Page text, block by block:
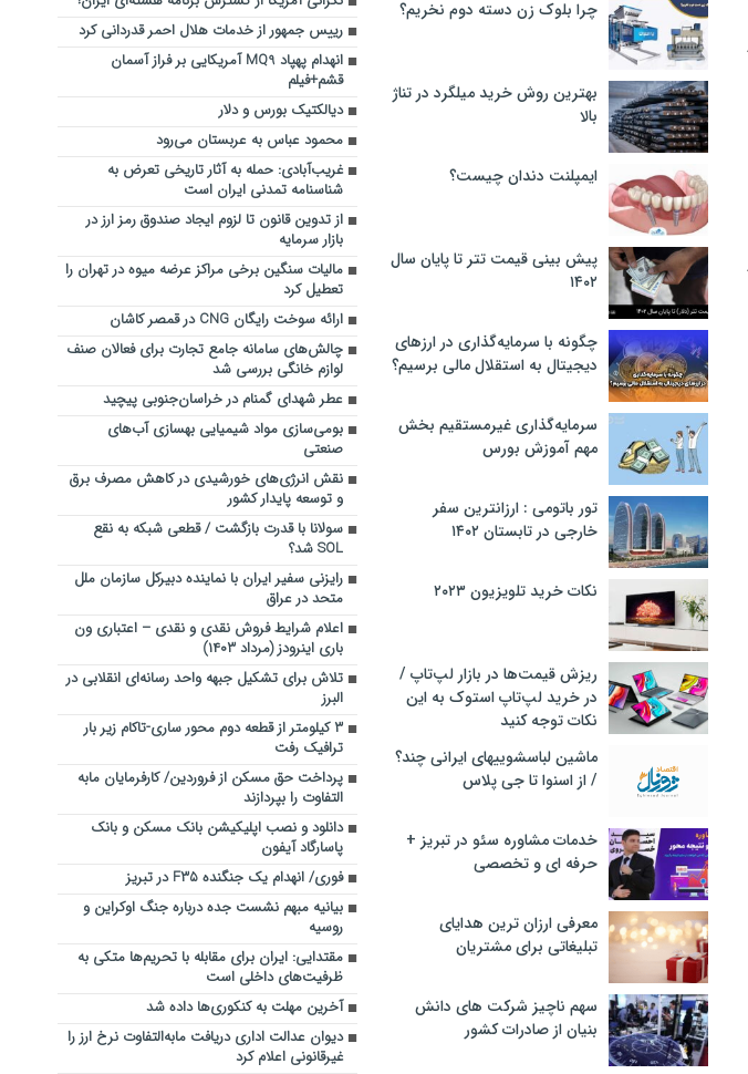
چرا بلوک زن دسته دوم نخریم؟
بهترین روش خرید میلگرد در تناژ
بالا
ایمپلنت دندان چیست؟
پیش بینی قیمت تتر تا پایان سال
۱۴۰۲
چگونه با سرمایه‌گذاری در ارزهای
دیجیتال به استقلال مالی برسیم؟
سرمایه‌گذاری غیرمستقیم بخش
مهم آموزش بورس
تور باتومی : ارزانترین سفر
خارجی در تابستان ۱۴۰۲
نکات خرید تلویزیون ۲۰۲۳
ریزش قیمت‌ها در بازار لپ‌تاپ /
در خرید لپ‌تاپ استوک به این
نکات توجه کنید
ماشین لباسشویی‎های ایرانی چند؟
/ از اسنوا تا جی پلاس
خدمات مشاوره سئو در تبریز +
حرفه ای و تخصصی
معرفی ارزان ترین هدایای
تبلیغاتی برای مشتریان
سهم ناچیز شرکت های دانش
بنیان از صادرات کشور
رییس جمهور از خدمات هلال احمر قدردانی کرد
انهدام پهپاد MQ9 آمریکایی بر فراز آسمان
قشم+فیلم
دیالکتیک بورس و دلار
محمود عباس به عربستان می‌رود
غریب‌آبادی: حمله به آثار تاریخی تعرض به
شناسنامه تمدنی ایران است
از تدوین قانون تا لزوم ایجاد صندوق رمز ارز در
بازار سرمایه
مالیات سنگین برخی مراکز عرضه میوه در تهران را
تعطیل کرد
ارائه سوخت رایگان CNG در قمصر کاشان
چالش‌های سامانه جامع تجارت برای فعالان صنف
لوازم خانگی بررسی شد
عطر شهدای گمنام در خراسان‌جنوبی پیچید
بومی‌سازی مواد شیمیایی بهسازی آب‌های
صنعتی
نقش انرژی‌های خورشیدی در کاهش مصرف برق
و توسعه پایدار کشور
سولانا با قدرت بازگشت / قطعی شبکه به نقع
SOL شد؟
رایزنی سفیر ایران با نماینده دبیرکل سازمان ملل
متحد در عراق
اعلام شرایط فروش نقدی و نقدی – اعتباری ون
باری اینرودز (مرداد ۱۴۰۳)
تلاش برای تشکیل جبهه واحد رسانه‌ای انقلابی در
البرز
۳ کیلومتر از قطعه دوم محور ساری-تاکام زیر بار
ترافیک رفت
پرداخت حق مسکن از فروردین/ کارفرمایان مابه
التفاوت را بپردازند
دانلود و نصب اپلیکیشن بانک مسکن و بانک
پاسارگاد آیفون
فوری/ انهدام یک جنگنده F۳۵ در تبریز
بیانیه مبهم نشست جده درباره جنگ اوکراین و
روسیه
مقتدایی: ایران برای مقابله با تحریم‌ها متکی به
ظرفیت‌های داخلی است
آخرین مهلت به کنکوری‌ها داده شد
دیوان عدالت اداری دریافت مابه‌التفاوت نرخ ارز را
غیرقانونی اعلام کرد